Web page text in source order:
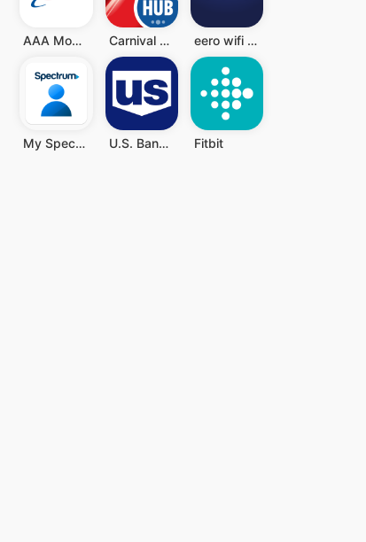
AAA Mobile Carnival HUB eero wifi system
My Spectrum U.S. Bank Mobile Banking Fitbit